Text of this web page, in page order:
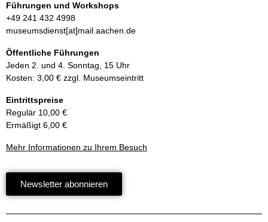
Führungen und Workshops
+49 241 432 4998
museumsdienst[at]mail.aachen.de
Öffentliche Führungen
Jeden 2. und 4. Sonntag, 15 Uhr
Kosten: 3,00 € zzgl. Museumseintritt
Eintrittspreise
Regulär 10,00 €
Ermäßigt 6,00 €
Mehr Informationen zu Ihrem Besuch
Newsletter abonnieren